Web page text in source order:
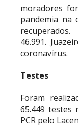
moradores
pandemia na
46.991.
coronavírus.
Testes
Foram
65.449 testes
PCR pelo